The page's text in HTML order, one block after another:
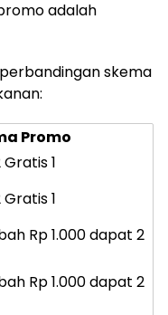
adalah
skema
Promo
Gratis 1
Gratis 1
Rp 1.000 dapat 2
Rp 1.000 dapat 2